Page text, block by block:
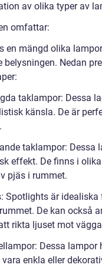
av olika typer av
omfattar:
en mängd olika
belysningen. Nedan
taklampor: Dessa
känsla. De är
taklampor: Dessa
effekt. De finns i
pjäs i rummet.
Spotlights är
De kan också
rikta ljuset mot
Dessa lampor
enkla eller